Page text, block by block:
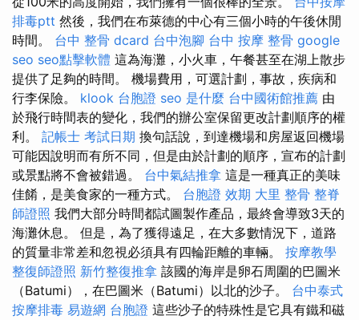
排毒ptt 然後，我們在布萊德的中心有三個小時的午後休閒
時間。 台中 整骨 dcard 台中泡腳 台中 按摩 整骨 google
seo seo點擊軟體 這為海灘，小火車，午餐甚至在湖上散步
提供了足夠的時間。 機場費用，可選計劃，事故，疾病和
行李保險。 klook 台胞證 seo 是什麼 台中國術館推薦 由
於飛行時間表的變化，我們的辦公室保留更改計劃順序的權
利。 記帳士 考試日期 換句話說，到達機場和房屋返回機場
可能因說明而有所不同，但是由於計劃的順序，宣布的計劃
或景點將不會被錯過。 台中氣結推拿 這是一種真正的美味
佳餚，是美食家的一種方式。 台胞證 效期 大里 整骨 整脊
師證照 我們大部分時間都試圖製作產品，最終會導致3天的
海灘休息。 但是，為了獲得遠足，在大多數情況下，道路
的質量非常差和忽視必須具有四輪距離的車輛。 按摩教學
整復師證照 新竹整復推拿 該國的海岸是卵石周圍的巴圖米
（Batumi），在巴圖米（Batumi）以北的沙子。 台中泰式
按摩排毒 易遊網 台胞證 這些沙子的特殊性是它具有鐵和磁